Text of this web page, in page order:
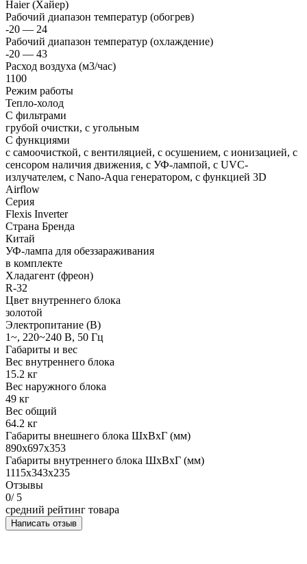
Haier (Хайер)
Рабочий диапазон температур (обогрев)
-20 — 24
Рабочий диапазон температур (охлаждение)
-20 — 43
Расход воздуха (м3/час)
1100
Режим работы
Тепло-холод
С фильтрами
грубой очистки, с угольным
С функциями
с самоочисткой, с вентиляцией, с осушением, с ионизацией, с
сенсором наличия движения, с УФ-лампой, с UVC-
излучателем, с Nano-Aqua генератором, с функцией 3D
Airflow
Серия
Flexis Inverter
Страна Бренда
Китай
УФ-лампа для обеззараживания
в комплекте
Хладагент (фреон)
R-32
Цвет внутреннего блока
золотой
Электропитание (В)
1~, 220~240 В, 50 Гц
Габариты и вес
Вес внутреннего блока
15.2 кг
Вес наружного блока
49 кг
Вес общий
64.2 кг
Габариты внешнего блока ШхВхГ (мм)
890x697x353
Габариты внутреннего блока ШхВхГ (мм)
1115x343x235
Отзывы
0/ 5
средний рейтинг товара
Написать отзыв